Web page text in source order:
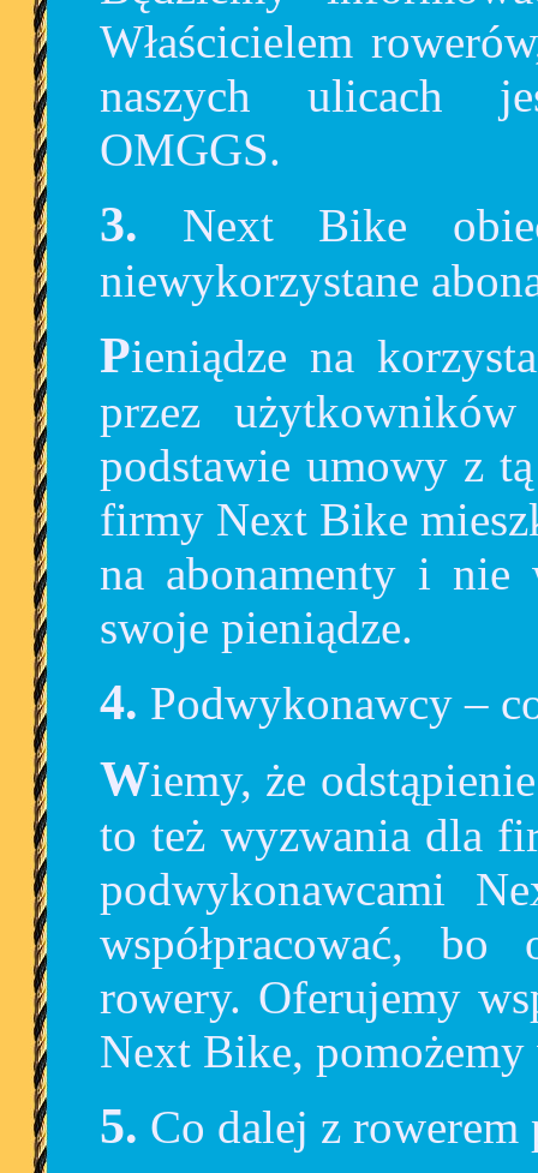
Właścicielem
naszych ulicach
OMGGS.
3. Next Bike obiecuje zwrot pieniędzy za
niewykorzystane
Pieniądze na korzystanie z Mevo były wpłacane
przez
podstawie umowy z
firmy Next Bike
na abonamenty i nie
swoje pieniądze.
4. Podwykonawcy –
Wiemy, że odstąpienie od umowy na system Mevo
to też wyzwania dla
podwykonawcami
współpracować,
rowery. Oferujemy
Next Bike,
5. Co dalej z